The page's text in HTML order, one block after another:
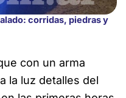
corridas, piedras y
con un arma
la luz detalles del